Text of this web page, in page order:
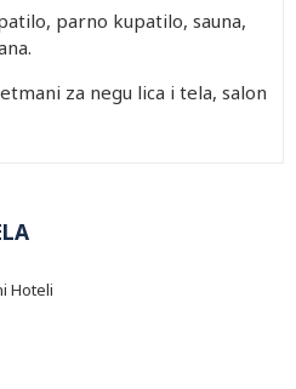
parno kupatilo, sauna,
za negu lica i tela, salon
Hoteli